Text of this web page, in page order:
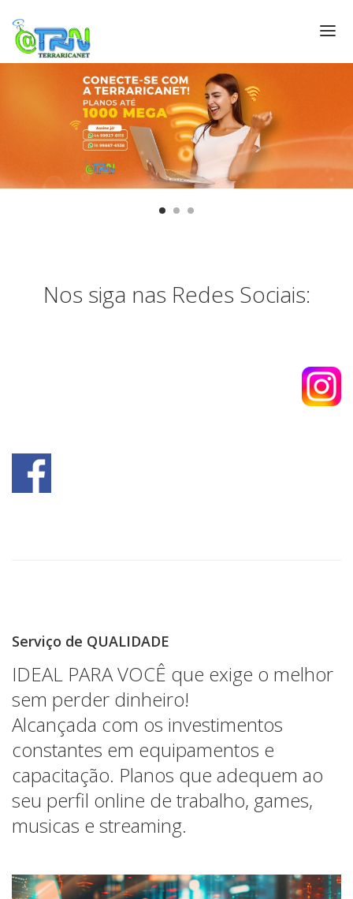
PÁGINA INICIAL
PLANOS DE ACESSO
SUPORTE TÉCNICO
CONTRATOS
FALE CONOSCO
Nos siga nas Redes Sociais:
Serviço de QUALIDADE
IDEAL PARA VOCÊ que exige o melhor
sem perder dinheiro!
Alcançada com os investimentos
constantes em equipamentos e
capacitação. Planos que adequem ao
seu perfil online de trabalho, games,
musicas e streaming.